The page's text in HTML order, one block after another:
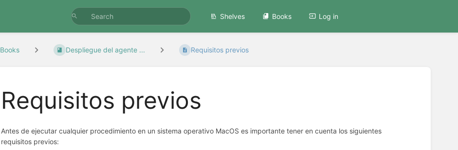
Shelves Books Log in
Books Despliegue del agente ... Requisitos previos
Requisitos previos
Antes de ejecutar cualquier procedimiento en un sistema operativo MacOS es importante tener en cuenta los siguientes
requisitos previos: